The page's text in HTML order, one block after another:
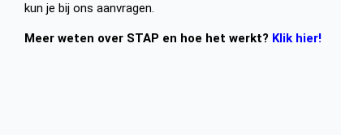
kun je bij ons aanvragen.
Meer weten over STAP en hoe het werkt? Klik hier!